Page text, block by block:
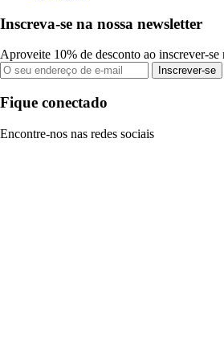
Inscreva-se na nossa newsletter
Aproveite 10% de desconto ao inscrever-se
Inscrever-se
Fique conectado
Encontre-nos nas redes sociais